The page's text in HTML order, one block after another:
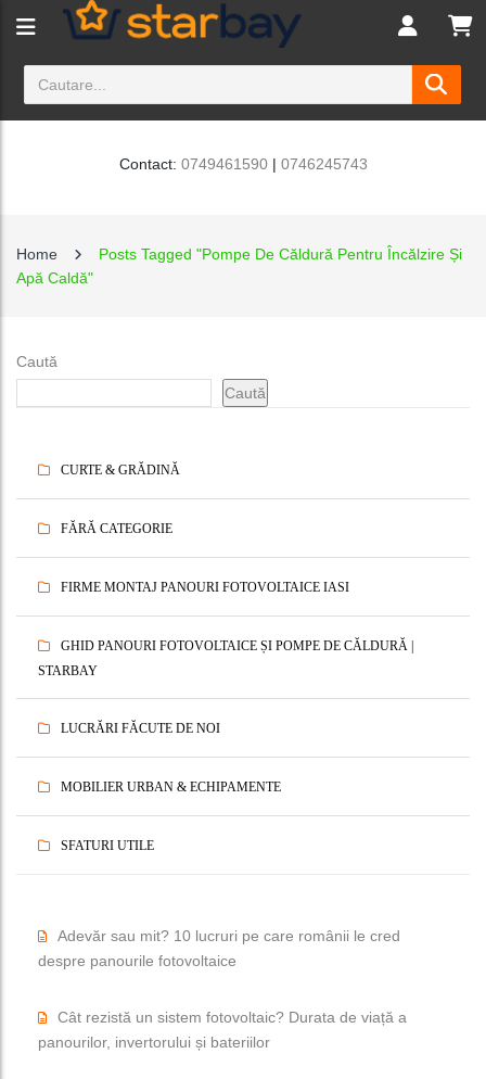
Contact: 0749461590| 0746245743
Home
Posts Tagged "Pompe De Căldură Pentru Încălzire Și
Apă Caldă"
Caută
Caută
CURTE & GRĂDINĂ
FĂRĂ CATEGORIE
FIRME MONTAJ PANOURI FOTOVOLTAICE IASI
GHID PANOURI FOTOVOLTAICE ȘI POMPE DE CĂLDURĂ |
STARBAY
LUCRĂRI FĂCUTE DE NOI
MOBILIER URBAN & ECHIPAMENTE
SFATURI UTILE
Adevăr sau mit? 10 lucruri pe care românii le cred
despre panourile fotovoltaice
Cât rezistă un sistem fotovoltaic? Durata de viață a
panourilor, invertorului și bateriilor